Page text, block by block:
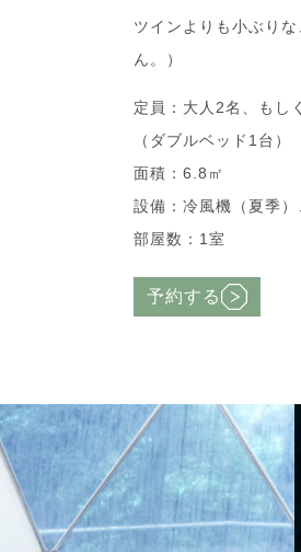
ツインよりも小ぶり
ん。）
定員：大人2名、もし
（ダブルベッド1台）
面積：6.8㎡
設備：冷風機（夏季
部屋数：1室
予約する